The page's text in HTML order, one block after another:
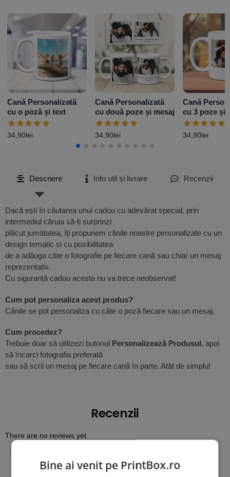
Cană Personalizată
cu o poză și text
34,90lei
Cană Personalizată
cu două poze și mesaj
34,90lei
Cană
cu 3 poze și
Model 2
34,90lei
Descriere Info util și livrare Recenzii
Dacă ești în căutarea unui cadou cu adevărat special, prin
intermediul căruia să-ți surprinzi
plăcut jumătatea, îți propunem cănile noastre personalizate cu un
design tematic și cu posibilitatea
de a adăuga câte o fotografie pe fiecare cană sau chiar un mesaj
reprezentativ.
Cu siguranță cadou acesta nu va trece neobservat!
Cum pot personaliza acest produs?
Cănile se pot personaliza cu câte o poză fiecare sau un mesaj.
Cum procedez?
Trebuie doar să utilizezi butonul Personalizează Produsul, apoi
să încarci fotografia preferată
sau să scrii un mesaj pe fiecare cană în parte. Atât de simplu!
Recenzii
There are no reviews yet
Bine ai venit pe PrintBox.ro